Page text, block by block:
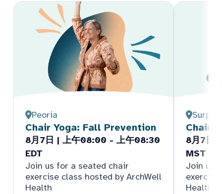
Peoria
Chair Yoga: Fall Prevention
8月7日 | 上午08:00 - 上午08:30
EDT
Join us for a seated chair
exercise class hosted by ArchWell
Health
Chair
8月7日
MST
Join us
Health